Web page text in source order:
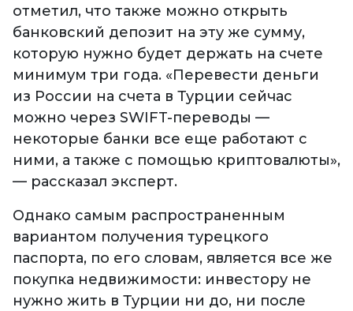
отметил, что также можно открыть
банковский депозит на эту же сумму,
которую нужно будет держать на счете
минимум три года. «Перевести деньги
из России на счета в Турции сейчас
можно через SWIFT-переводы —
некоторые банки все еще работают с
ними, а также с помощью криптовалюты»,
— рассказал эксперт.
Однако самым распространенным
вариантом получения турецкого
паспорта, по его словам, является все же
покупка недвижимости: инвестору не
нужно жить в Турции ни до, ни после